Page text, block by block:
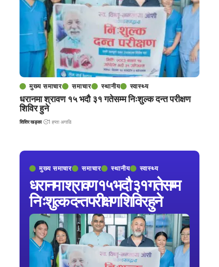
मुख्य समाचार समाचार स्थानीय स्वास्थ्य
धरानमा श्रावण १५ भदौ ३१ गतेसम्म
निःशुल्क दन्त परीक्षण शिविर हुने
मुख्य समाचार समाचार स्थानीय स्वास्थ्य
धरानमा श्रावण १५ भदौ ३१ गतेसम्म निःशुल्क दन्त परीक्षण
शिविर हुने
शिशिर खड्का 1 हप्ता अगाडि